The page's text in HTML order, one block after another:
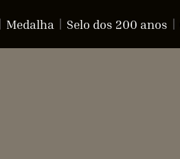
Medalha Selo dos 200 anos